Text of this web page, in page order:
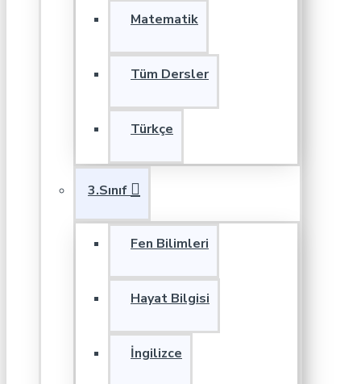
Matematik
Tüm Dersler
Türkçe
3.Sınıf
Fen Bilimleri
Hayat Bilgisi
İngilizce